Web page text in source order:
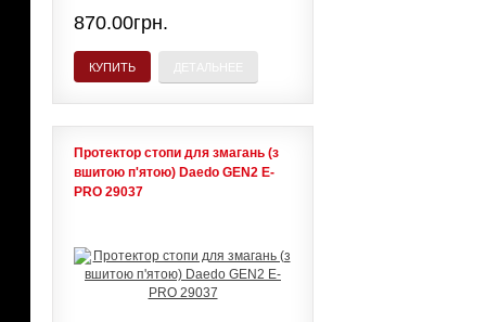
870.00грн.
КУПИТЬ
Протектор стопи для змагань (з
вшитою п'ятою) Daedo GEN2 E-
PRO 29037